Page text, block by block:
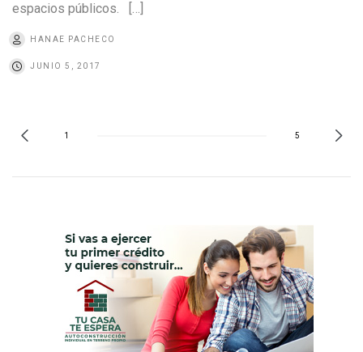
espacios públicos. […]
HANAE PACHECO
JUNIO 5, 2017
1 5